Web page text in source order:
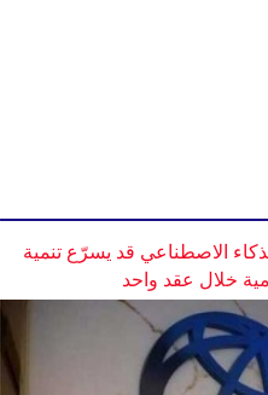
الاصطناعي قد يسرّع تنمية
خلال عقد واحد